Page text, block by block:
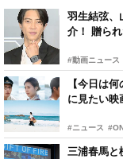
羽生結弦、
介！ 贈ら
#動画ニュース
【今日は
に見たい映
#ニュース
三浦春馬と